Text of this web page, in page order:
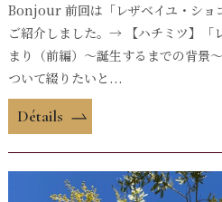
Bonjour 前回は「レザベイユ・ショ
ご紹介しました。→ 【ハチミツ】「
まり（前編）～誕生するまでの背景
ついて綴りたいと...
Détails